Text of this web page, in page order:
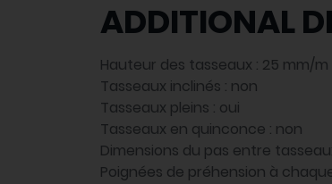
ADDITIONAL
Hauteur des tasseaux : 25 mm/m
Tasseaux inclinés : non
Tasseaux pleins : oui
Tasseaux en quinconce : non
Dimensions du pas entre
Poignées de préhension à